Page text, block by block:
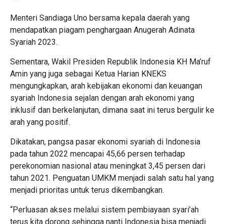
Menteri Sandiaga Uno bersama kepala daerah yang
mendapatkan piagam penghargaan Anugerah Adinata
Syariah 2023.
Sementara, Wakil Presiden Republik Indonesia KH Ma’ruf
Amin yang juga sebagai Ketua Harian KNEKS
mengungkapkan, arah kebijakan ekonomi dan keuangan
syariah Indonesia sejalan dengan arah ekonomi yang
inklusif dan berkelanjutan, dimana saat ini terus bergulir ke
arah yang positif.
Dikatakan, pangsa pasar ekonomi syariah di Indonesia
pada tahun 2022 mencapai 45,66 persen terhadap
perekonomian nasional atau meningkat 3,45 persen dari
tahun 2021. Penguatan UMKM menjadi salah satu hal yang
menjadi prioritas untuk terus dikembangkan.
“Perluasan akses melalui sistem pembiayaan syari’ah
terus kita dorong sehingga nanti Indonesia bisa menjadi